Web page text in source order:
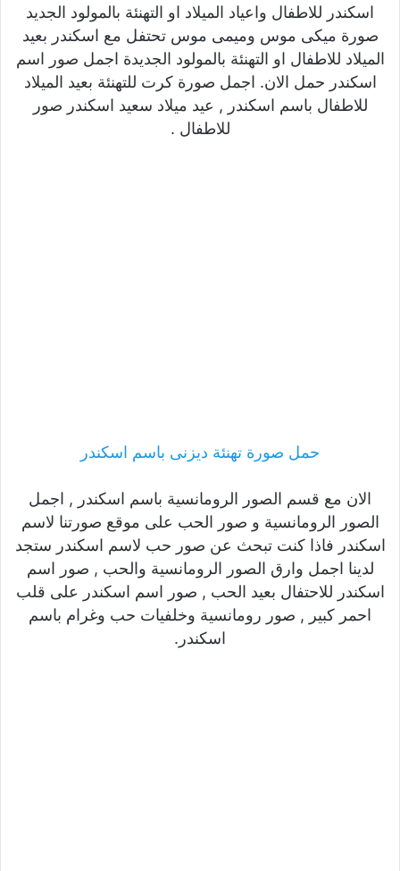
اسكندر للاطفال واعياد الميلاد او التهنئة بالمولود الجديد
صورة ميكى موس وميمى موس تحتفل مع اسكندر بعيد
الميلاد للاطفال او التهنئة بالمولود الجديدة اجمل صور اسم
اسكندر حمل الان. اجمل صورة كرت للتهنئة بعيد الميلاد
للاطفال باسم اسكندر , عيد ميلاد سعيد اسكندر صور
للاطفال .
حمل صورة تهنئة ديزنى باسم اسكندر
الان مع قسم الصور الرومانسية باسم اسكندر , اجمل
الصور الرومانسية و صور الحب على موقع صورتنا لاسم
اسكندر فاذا كنت تبحث عن صور حب لاسم اسكندر ستجد
لدينا اجمل وارق الصور الرومانسية والحب , صور اسم
اسكندر للاحتفال بعيد الحب , صور اسم اسكندر على قلب
احمر كبير , صور رومانسية وخلفيات حب وغرام باسم
اسكندر.